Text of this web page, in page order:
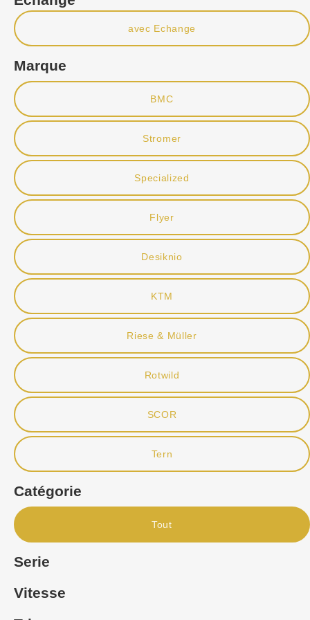
avec Echange
Marque
BMC
Stromer
Specialized
Flyer
Desiknio
KTM
Riese & Müller
Rotwild
SCOR
Tern
Catégorie
Tout
Serie
Vitesse